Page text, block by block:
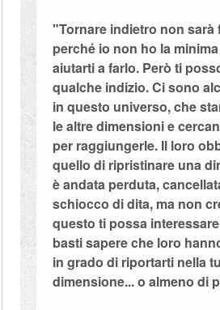
"Tornare indietro non sarà
perché io non ho la
aiutarti a farlo. Però ti
qualche indizio. Ci sono
in questo universo, che
le altre dimensioni e
per raggiungerle. Il loro
quello di ripristinare una
è andata perduta,
schiocco di dita, ma non
questo ti possa
basti sapere che loro
in grado di riportarti nella
dimensione... o almeno di